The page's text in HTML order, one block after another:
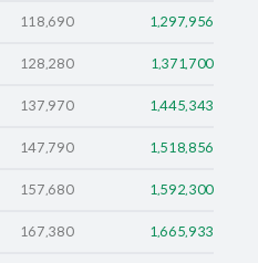
118,690 1,297,956
128,280 1,371,700
137,970 1,445,343
147,790 1,518,856
157,680 1,592,300
167,380 1,665,933